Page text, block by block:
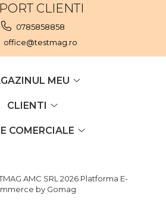
CLIENTI
0785858858
office@testmag.ro
MEU
CLIENTI
COMERCIALE
AMC SRL 2026 Platforma E-
by Gomag